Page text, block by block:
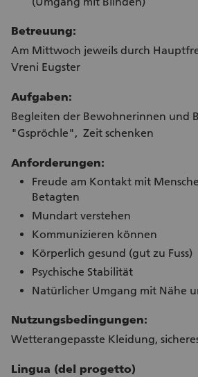
Betreuung:
Am Mittwoch jeweils durch
Vreni Eugster
Aufgaben:
Begleiten der Bewohnerinnen und
"Gspröchle", Zeit schenken
Anforderungen:
Freude am Kontakt mit
Betagten
Mundart verstehen
Kommunizieren können
Körperlich gesund (gut zu Fuss)
Psychische Stabilität
Natürlicher Umgang mit Nähe
Nutzungsbedingungen:
Wetterangepasste Kleidung,
Lingua (del progetto)